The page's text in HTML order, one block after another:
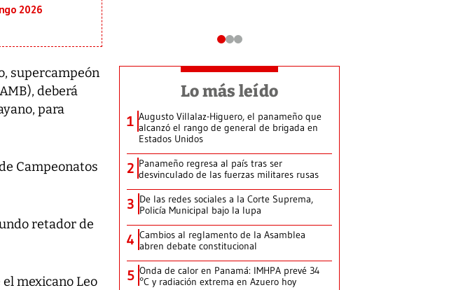
2026
supercampeón
deberá
para
Campeonatos
retador de
mexicano Leo
Lo más leído
1 Augusto Villalaz-Higuero, el panameño que
alcanzó el rango de general de brigada en
Estados Unidos
2 Panameño regresa al país tras ser
desvinculado de las fuerzas militares rusas
3 De las redes sociales a la Corte Suprema,
Policía Municipal bajo la lupa
4 Cambios al reglamento de la Asamblea
abren debate constitucional
5 Onda de calor en Panamá: IMHPA prevé 34
°C y radiación extrema en Azuero hoy